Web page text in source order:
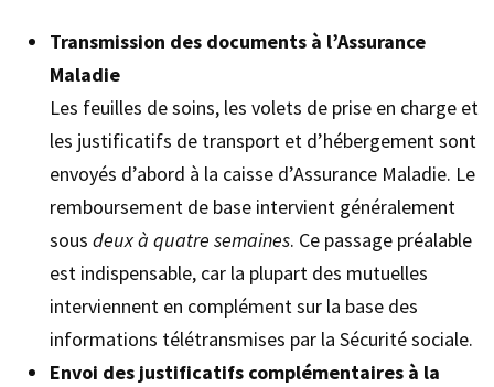
Transmission des documents à l’Assurance
Maladie
Les feuilles de soins, les volets de prise en charge et
les justificatifs de transport et d’hébergement sont
envoyés d’abord à la caisse d’Assurance Maladie. Le
remboursement de base intervient généralement
sous deux à quatre semaines. Ce passage préalable
est indispensable, car la plupart des mutuelles
interviennent en complément sur la base des
informations télétransmises par la Sécurité sociale.
Envoi des justificatifs complémentaires à la